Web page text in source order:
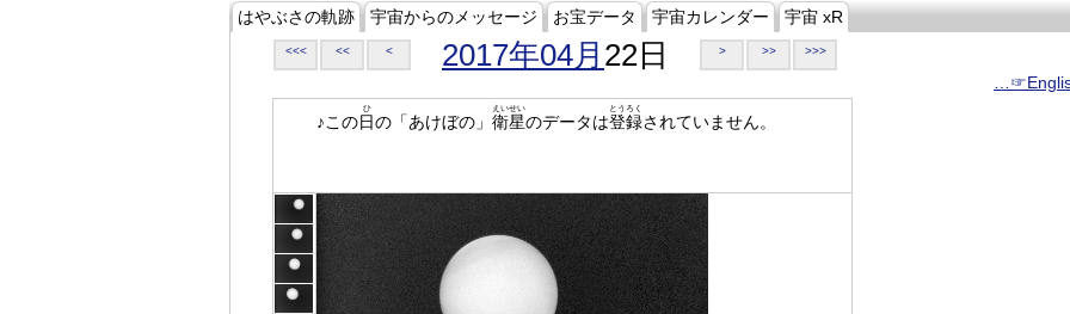
はやぶさの軌跡 宇宙からのメッセージ お宝データ 宇宙カレンダー 宇宙 xR
<<< << < 2017年04月 22日 > >> >>>
♪この日
ひ
の「あけぼの」 衛星
えいせい
のデータは登録
とうろく
されていません。